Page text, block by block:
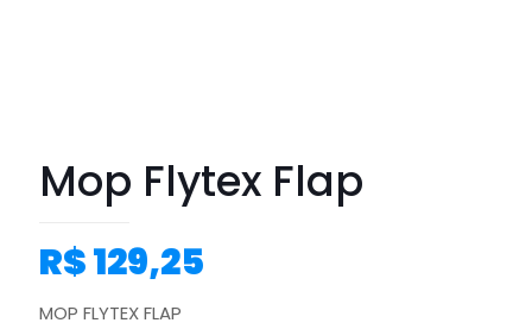
Mop Flytex Flap
R$129,25
MOP FLYTEX FLAP